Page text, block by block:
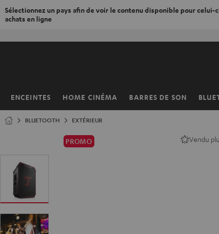
Sélectionnez un pays afin de voir le contenu disponible pour celui-
achats en ligne
ENCEINTES HOME CINÉMA BARRES DE SON
Page
BLUETOOTH EXTÉRIEUR
Vendu
PROMO